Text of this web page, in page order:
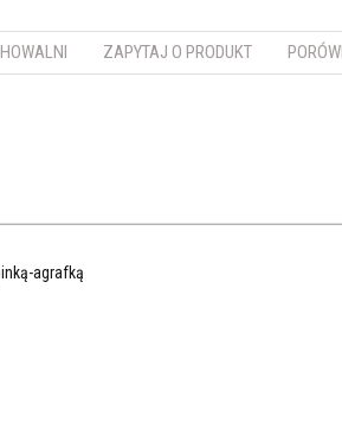
ZAPYTAJ O PRODUKT
agrafką